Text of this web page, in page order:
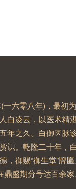
一六零八年)，最初
白凌云，以医术精
年之久。白御医脉
识。乾隆二十年，
，御赐“御生堂”牌
盛期分号达百余家